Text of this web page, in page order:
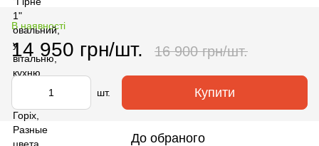
В наявності
14 950 грн/шт. 16 900 грн/шт.
шт. Купити
До обраного